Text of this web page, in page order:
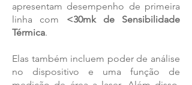
apresentam desempenho de primeira
linha com <30mk de Sensibilidade
Térmica.
Elas também incluem poder de análise
no dispositivo e uma função de